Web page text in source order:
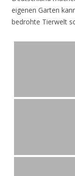
eigenen Garten
bedrohte Tierwelt